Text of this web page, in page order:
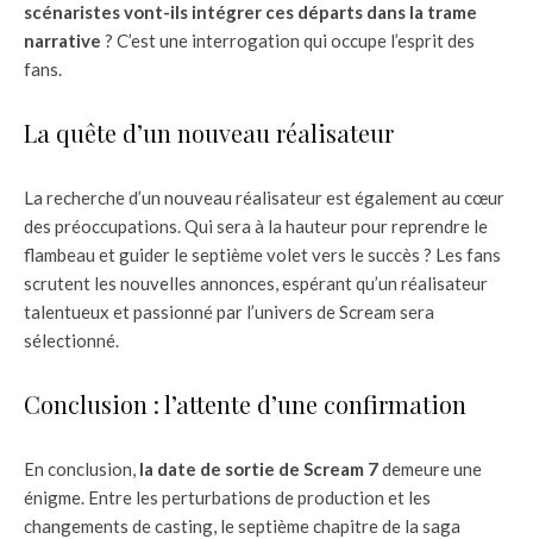
scénaristes vont-ils intégrer ces départs dans la trame
narrative ? C’est une interrogation qui occupe l’esprit des
fans.
La quête d’un nouveau réalisateur
La recherche d’un nouveau réalisateur est également au cœur
des préoccupations. Qui sera à la hauteur pour reprendre le
flambeau et guider le septième volet vers le succès ? Les fans
scrutent les nouvelles annonces, espérant qu’un réalisateur
talentueux et passionné par l’univers de Scream sera
sélectionné.
Conclusion : l’attente d’une confirmation
En conclusion, la date de sortie de Scream 7demeure une
énigme. Entre les perturbations de production et les
changements de casting, le septième chapitre de la saga